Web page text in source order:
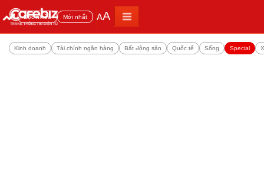
Đọc nhiều Mới nhất AA
Kinh doanh Tài chính ngân hàng Bất động sản Quốc tế Sống Special